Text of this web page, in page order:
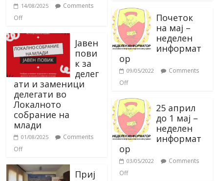
14/08/2025
Comments
Off
Јавен
пови
к за
делег
ати и заменици
делегати во
Локалното
собрание на
млади
01/08/2025
Comments
Off
Приј
Почеток
на мај –
неделен
информат
ор
09/05/2022
Comments
Off
25 април
до 1 мај –
неделен
информат
ор
03/05/2022
Comments
Off